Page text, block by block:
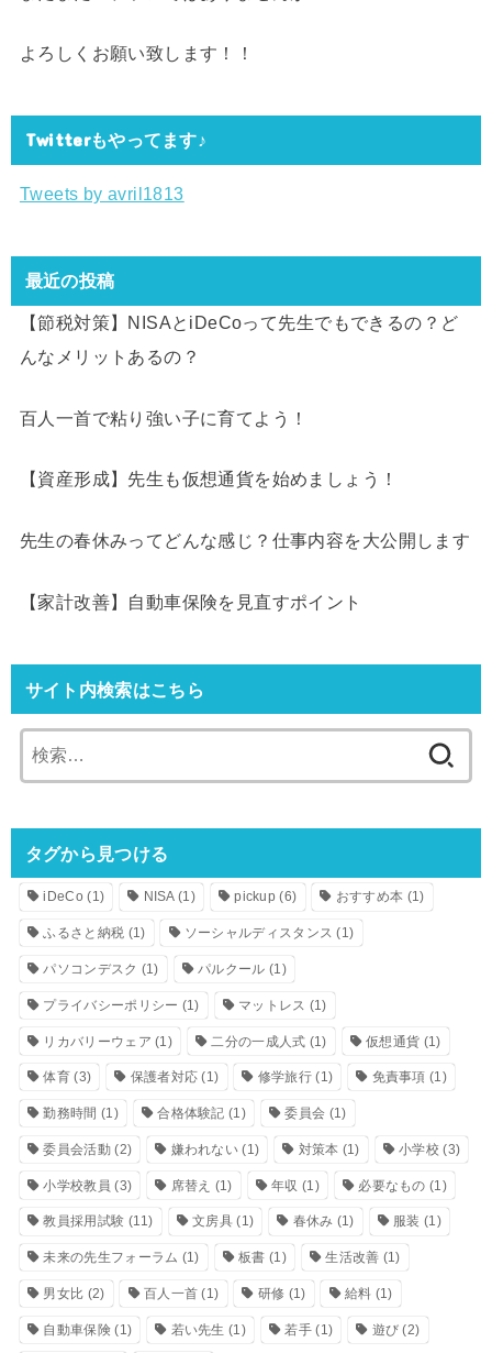
よろしくお願い致します！！
Twitterもやってます♪
Tweets by avril1813
最近の投稿
【節税対策】NISAとiDeCoって先生でもできるの？ど
んなメリットあるの？
百人一首で粘り強い子に育てよう！
【資産形成】先生も仮想通貨を始めましょう！
先生の春休みってどんな感じ？仕事内容を大公開します
【家計改善】自動車保険を見直すポイント
サイト内検索はこちら
索:
タグから見つける
iDeCo (1) NISA(1) pickup (6) おすすめ本 (1)
ふるさと納税 (1) ソーシャルディスタンス (1)
パソコンデスク (1) パルクール (1)
プライバシーポリシー (1) マットレス (1)
リカバリーウェア (1) 二分の一成人式 (1) 仮想通貨 (1)
体育 (3) 保護者対応 (1) 修学旅行(1) 免責事項 (1)
勤務時間 (1) 合格体験記 (1) 委員会 (1)
委員会活動(2) 嫌われない (1) 対策本 (1) 小学校 (3)
小学校教員 (3) 席替え (1) 年収 (1) 必要なもの (1)
教員採用試験 (11) 文房具 (1) 春休み (1) 服装 (1)
未来の先生フォーラム (1) 板書 (1) 生活改善 (1)
男女比 (2) 百人一首 (1) 研修 (1) 給料 (1)
自動車保険(1) 若い先生 (1) 若手(1) 遊び (2)